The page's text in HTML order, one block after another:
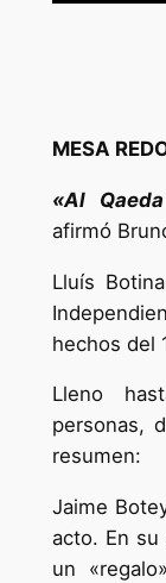
MESA
«Al
afirmó
Lluís
hechos del
Lleno
personas,
resumen:
Jaime
acto. En
un